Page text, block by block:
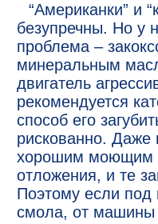
“Американки” и
безупречны. Но у
проблема –
минеральным
двигатель
рекомендуется
способ его
рискованно. Даже
хорошим моющим
отложения, и те
Поэтому если под
смола, от машины